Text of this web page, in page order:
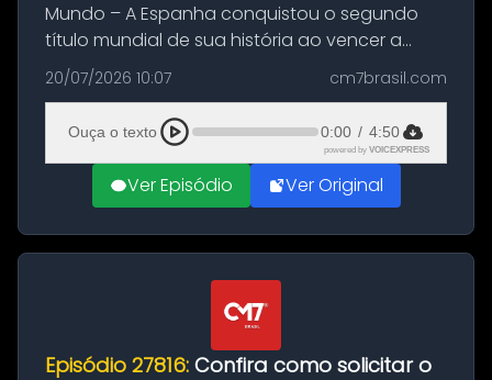
Mundo – A Espanha conquistou o segundo
título mundial de sua história ao vencer a
Argentina por 1 a 0, neste domingo (19), na
decisão da Copa do Mundo de 2026. Depois
de um duelo sem gols durante o te...
20/07/2026 10:07 cm7brasil.com
Ouça o texto 0:00 / 4:50
powered by VOICEXPRESS
Ver Episódio Ver Original
Episódio 27816: Confira como solicitar o